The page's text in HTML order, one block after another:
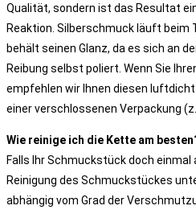
Qualität, sondern ist das Resultat
Reaktion. Silberschmuck läuft beim
behält seinen Glanz, da es sich an
Reibung selbst poliert. Wenn Sie
empfehlen wir Ihnen diesen
einer verschlossenen Verpackung
Wie reinige ich die Kette am
Falls Ihr Schmuckstück doch
Reinigung des Schmuckstückes
abhängig vom Grad der